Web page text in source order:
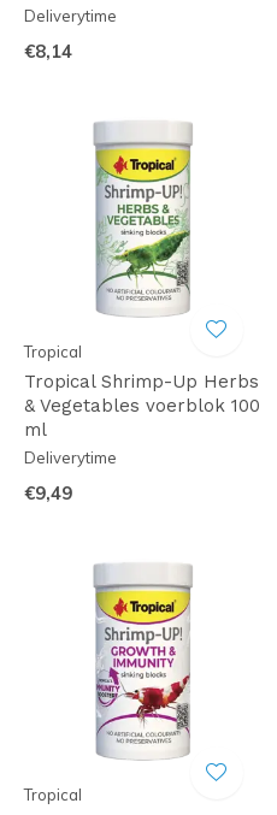
Deliverytime
€8,14
Tropical
Tropical Shrimp-Up Herbs
& Vegetables voerblok 100
ml
Deliverytime
€9,49
Tropical